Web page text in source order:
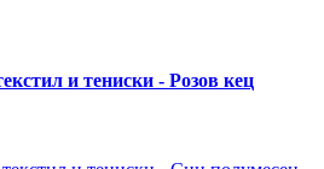
и тениски - Розов кец